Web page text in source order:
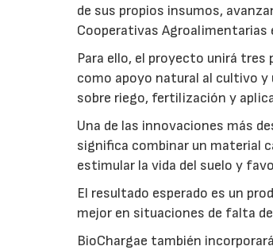
de sus propios insumos,
Cooperativas Agroalimentarias
Para ello, el proyecto unirá tres
como apoyo natural al cultivo
sobre riego, fertilización y
Una de las innovaciones más
significa combinar un material
estimular la vida del suelo y
El resultado esperado es un
mejor en situaciones de falta
BioChargae también